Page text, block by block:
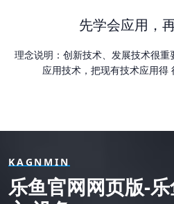
先学会应用，
理念说明：创新技术、发展技术很
应用技术，把现有技术应用得
KAGNMIN
乐鱼官网网页版-